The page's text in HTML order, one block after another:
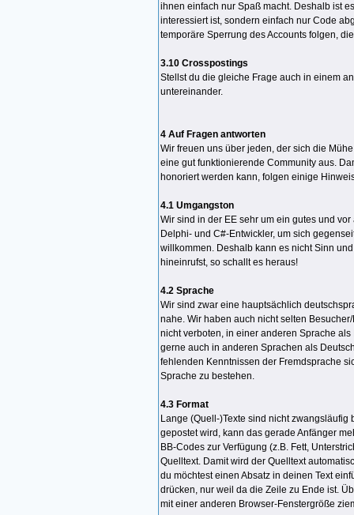
ihnen einfach nur Spaß macht. Deshalb ist
interessiert ist, sondern einfach nur Code
temporäre Sperrung des Accounts folgen,
3.10 Crosspostings
Stellst du die gleiche Frage auch in einem
untereinander.
4 Auf Fragen antworten
Wir freuen uns über jeden, der sich die
eine gut funktionierende Community aus.
honoriert werden kann, folgen einige
4.1 Umgangston
Wir sind in der EE sehr um ein gutes und
Delphi- und C#-Entwickler, um sich
willkommen. Deshalb kann es nicht Sinn
hineinrufst, so schallt es heraus!
4.2 Sprache
Wir sind zwar eine hauptsächlich
nahe. Wir haben auch nicht selten
nicht verboten, in einer anderen Sprache
gerne auch in anderen Sprachen als
fehlenden Kenntnissen der Fremdsprache
Sprache zu bestehen.
4.3 Format
Lange (Quell-)Texte sind nicht
gepostet wird, kann das gerade Anfänger
BB-Codes zur Verfügung (z.B. Fett,
Quelltext. Damit wird der Quelltext
du möchtest einen Absatz in deinen Text
drücken, nur weil da die Zeile zu Ende ist.
mit einer anderen Browser-Fenstergröße